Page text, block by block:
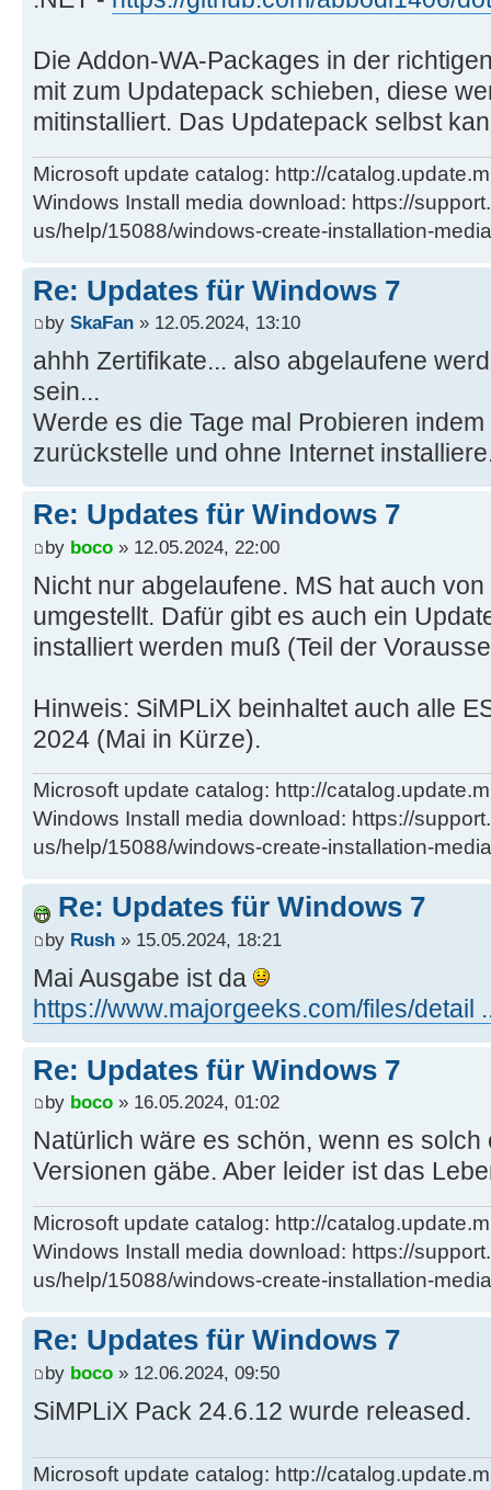
Die Addon-WA-Packages in der
mit zum Updatepack schieben, diese
mitinstalliert. Das Updatepack selbst
Microsoft update catalog: http://
Windows Install media download: https://
us/help/15088/windows-create-installation-media
Re: Updates für Windows 7
by SkaFan » 12.05.2024, 13:10
ahhh Zertifikate... also abgelaufene
sein...
Werde es die Tage mal Probieren
zurückstelle und ohne Internet
Re: Updates für Windows 7
by boco » 12.05.2024, 22:00
Nicht nur abgelaufene. MS hat auch
umgestellt. Dafür gibt es auch ein
installiert werden muß (Teil der
Hinweis: SiMPLiX beinhaltet auch alle
2024 (Mai in Kürze).
Microsoft update catalog: http://
Windows Install media download: https://
us/help/15088/windows-create-installation-media
Re: Updates für Windows 7
by Rush » 15.05.2024, 18:21
Mai Ausgabe ist da
https://www.majorgeeks.com/files/detail
Re: Updates für Windows 7
by boco » 16.05.2024, 01:02
Natürlich wäre es schön, wenn es
Versionen gäbe. Aber leider ist das
Microsoft update catalog: http://
Windows Install media download: https://
us/help/15088/windows-create-installation-media
Re: Updates für Windows 7
by boco » 12.06.2024, 09:50
SiMPLiX Pack 24.6.12 wurde released.
Microsoft update catalog: http://